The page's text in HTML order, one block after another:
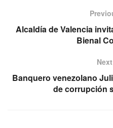
Alcaldía de Valencia
Bienal
Banquero venezolano
de corrupción